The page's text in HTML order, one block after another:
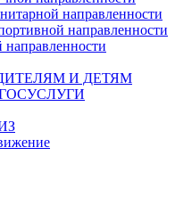
направленности
направленности
И ДЕТЯМ
ГОСУСЛУГИ